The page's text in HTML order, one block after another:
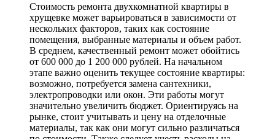
Стоимость ремонта двухкомнатной квартиры в
хрущевке может варьироваться в зависимости от
нескольких факторов, таких как состояние
помещения, выбранные материалы и объем работ.
В среднем, качественный ремонт может обойтись
от 600 000 до 1 200 000 рублей. На начальном
этапе важно оценить текущее состояние квартиры:
возможно, потребуется замена сантехники,
электропроводки или окон. Эти работы могут
значительно увеличить бюджет. Ориентируясь на
рынке, стоит учитывать и цену на отделочные
материалы, так как они могут сильно различаться